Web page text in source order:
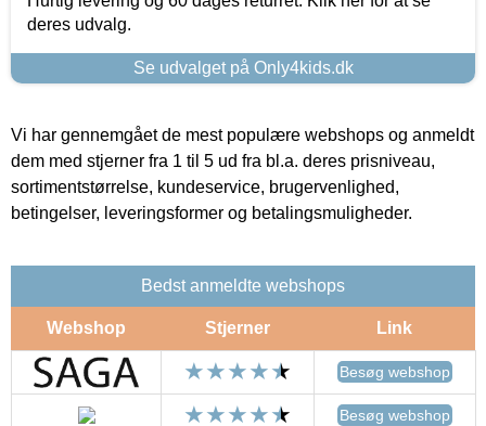
deres udvalg.
Se udvalget på Only4kids.dk
Vi har gennemgået de mest populære webshops og anmeldt
dem med stjerner fra 1 til 5 ud fra bl.a. deres prisniveau,
sortimentstørrelse, kundeservice, brugervenlighed,
betingelser, leveringsformer og betalingsmuligheder.
Bedst anmeldte webshops
Webshop Stjerner Link
Besøg webshop
Besøg webshop